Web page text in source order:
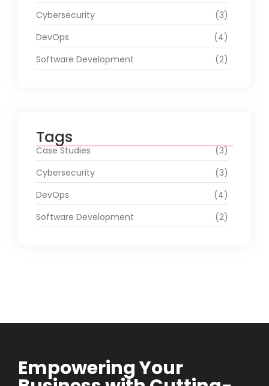
Cybersecurity
(3)
DevOps
(4)
Software Development
(2)
Tags
Case Studies
(3)
Cybersecurity
(3)
DevOps
(4)
Software Development
(2)
Empowering Your